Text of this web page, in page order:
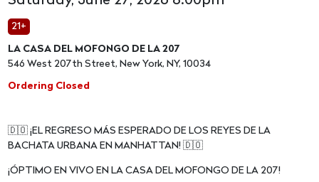
21+
LA CASA DEL MOFONGO DE LA 207
546 West 207th Street, New York, NY, 10034
Ordering Closed
🇩🇴 ¡EL REGRESO MÁS ESPERADO DE LOS REYES DE LA
BACHATA URBANA EN MANHATTAN! 🇩🇴
¡ÓPTIMO EN VIVO EN LA CASA DEL MOFONGO DE LA 207!